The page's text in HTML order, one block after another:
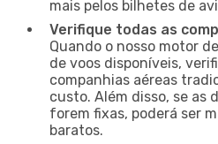
mais pelos bilhetes de
Verifique todas as
Quando o nosso motor
de voos disponíveis,
companhias aéreas
custo. Além disso, se as
forem fixas, poderá ser
baratos.